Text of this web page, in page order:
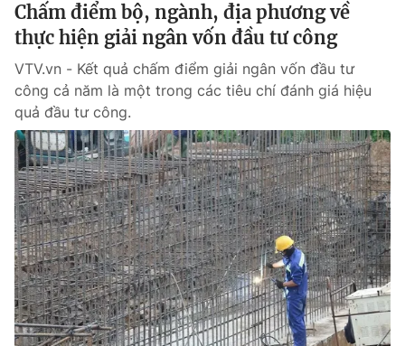
Góc doanh nghiệp
Truyền hình
Phim VTV
Hậu trường
Nhân vật
Khán giả
Giải sao mai
Giải trí
Điện ảnh
Âm nhạc
Sao
Đời sống
Du lịch
Làm đẹp
Chất lượng cuộc sống
Giáo dục
Tuyển sinh
Học trực tuyến
Công nghệ
Hitech Công nghệ tương lai
Sản phẩm
Thị trường
Giao lưu trực tuyến
Lịch phát sóng
Chấm điểm bộ, ngành, địa phương về
thực hiện giải ngân vốn đầu tư công
VTV.vn - Kết quả chấm điểm giải ngân vốn đầu tư
công cả năm là một trong các tiêu chí đánh giá hiệu
quả đầu tư công.